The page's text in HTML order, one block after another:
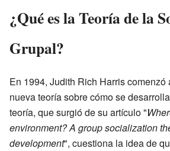
¿Qué es la Teoría de la
Grupal?
En 1994, Judith Rich Harris comenzó
nueva teoría sobre cómo se
teoría, que surgió de su artículo "
environment? A group socialization
development", cuestiona la idea de